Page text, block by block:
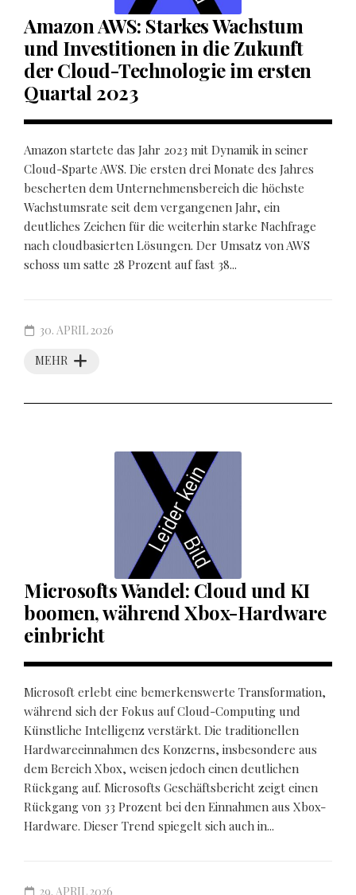
Amazon AWS: Starkes Wachstum
und Investitionen in die Zukunft
der Cloud-Technologie im ersten
Quartal 2023
Amazon startete das Jahr 2023 mit Dynamik in seiner
Cloud-Sparte AWS. Die ersten drei Monate des Jahres
bescherten dem Unternehmensbereich die höchste
Wachstumsrate seit dem vergangenen Jahr, ein
deutliches Zeichen für die weiterhin starke Nachfrage
nach cloudbasierten Lösungen. Der Umsatz von AWS
schoss um satte 28 Prozent auf fast 38...
MEHR
30. APRIL 2026
Microsofts Wandel: Cloud und KI
boomen, während Xbox-Hardware
einbricht
Microsoft erlebt eine bemerkenswerte Transformation,
während sich der Fokus auf Cloud-Computing und
Künstliche Intelligenz verstärkt. Die traditionellen
Hardwareeinnahmen des Konzerns, insbesondere aus
dem Bereich Xbox, weisen jedoch einen deutlichen
Rückgang auf. Microsofts Geschäftsbericht zeigt einen
Rückgang von 33 Prozent bei den Einnahmen aus Xbox-
Hardware. Dieser Trend spiegelt sich auch in...
29. APRIL 2026